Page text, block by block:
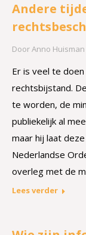
Andere
DoorAnno Huisman
Er is veel te
rechtsbijstand.
te worden, de
publiekelijk al
maar hij laat
Nederlandse
overleg met de
Lees verder